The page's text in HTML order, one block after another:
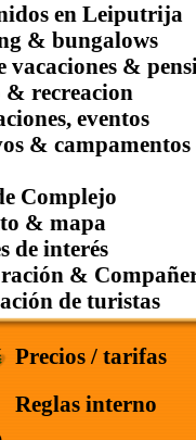
en Leiputrija
& bungalows
vacaciones &
& recreacion
eventos
& campamentos
Complejo
& mapa
de interés
&
de turistas
Precios / tarifas
Reglas interno